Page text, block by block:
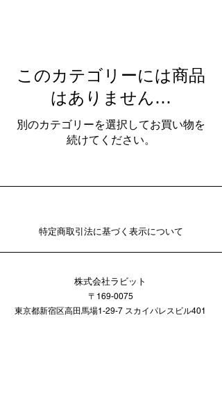
このカテゴリーには商品
はありません…
別のカテゴリーを選択してお買い物を
続けてください。
特定商取引法に基づく表示について
株式会社ラビット​
〒169-0075
東京都新宿区高田馬場1-29-7 スカイパレスビル401